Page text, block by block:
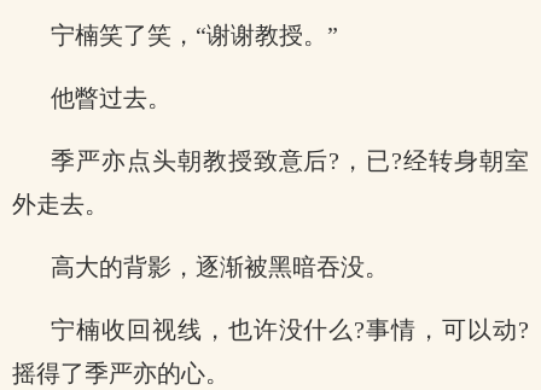
宁楠笑了笑，“谢谢教授。”
他瞥过去。
季严亦点头朝教授致意后?，已?经转身朝室
外走去。
高大的背影，逐渐被黑暗吞没。
宁楠收回视线，也许没什么?事情，可以动?
摇得了季严亦的心。